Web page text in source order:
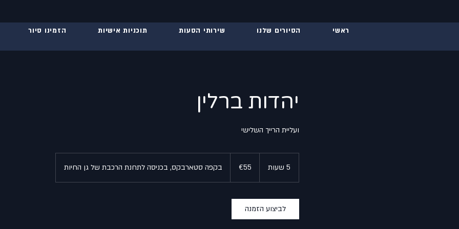
ראשי הסיורים שלנו שירותי הסעות תוכניות אישיות הזמינו סיור
יהדות ברלין
ועליית הרייך השלישי
5 שעות
ש
€55 בקפה סטארבקס, בכניסה לתחנת הרכבת של גן החיות
לביצוע הזמנה